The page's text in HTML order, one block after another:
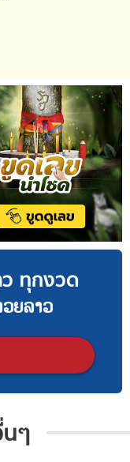
ทุกงวด
ຍລາວ
ๆ